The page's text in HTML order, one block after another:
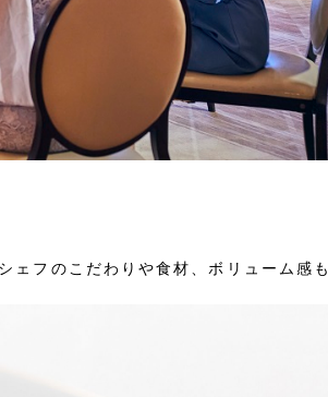
ェフのこだわりや食材、ボリューム感も